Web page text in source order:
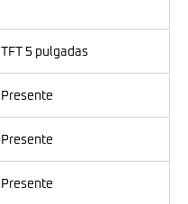
TFT 5 pulgadas
Presente
Presente
Presente